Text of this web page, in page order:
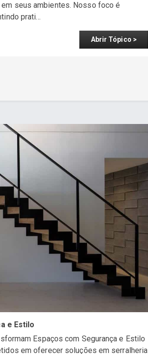
seus ambientes. Nosso foco é
prati...
Abrir Tópico >
e Estilo
Espaços com Segurança e Estilo
em oferecer soluções em serralheria